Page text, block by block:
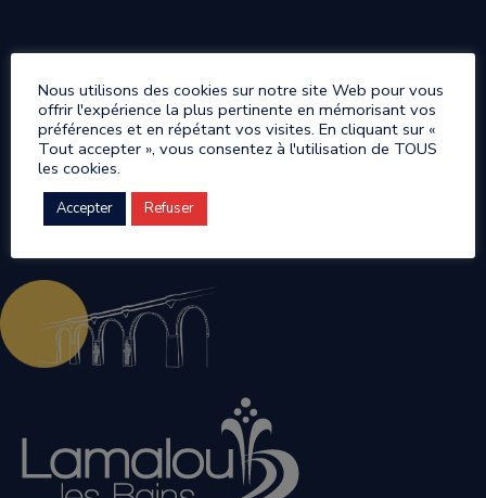
Nous utilisons des cookies sur notre site Web pour vous
offrir l'expérience la plus pertinente en mémorisant vos
préférences et en répétant vos visites. En cliquant sur «
Tout accepter », vous consentez à l'utilisation de TOUS
les cookies.
Accepter Refuser